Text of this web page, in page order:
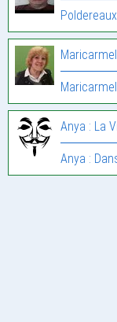
Anya : La
Anya :